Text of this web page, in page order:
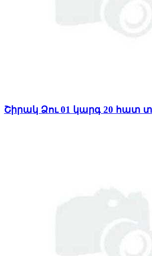
Շիրակ Ձու 01 կարգ 20 հատ